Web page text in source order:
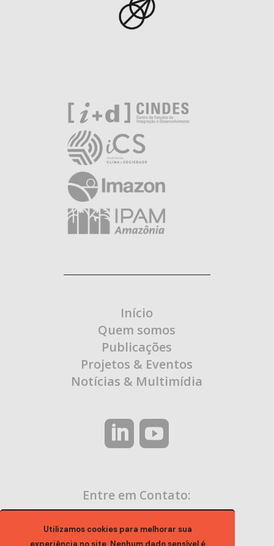
Utilizamos cookies para melhorar sua
Início
Quem somos
Publicações
Projetos & Eventos
Notícias & Multimídia
Entre em Contato:
contato@ocaa.org.br